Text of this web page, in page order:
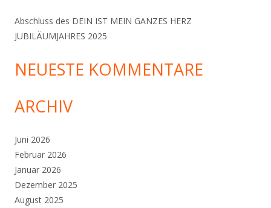
Abschluss des DEIN IST MEIN GANZES HERZ
JUBILÄUMJAHRES 2025
NEUESTE KOMMENTARE
ARCHIV
Juni 2026
Februar 2026
Januar 2026
Dezember 2025
August 2025